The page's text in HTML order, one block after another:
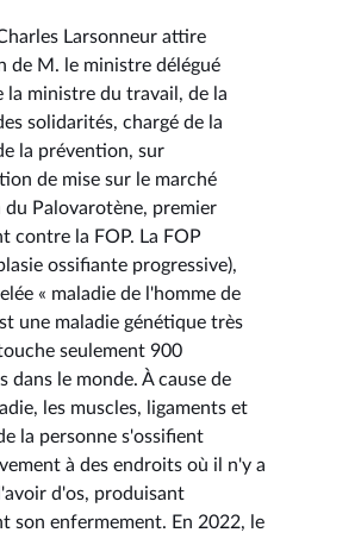
Larsonneur attire
de M. le ministre délégué
la ministre du travail, de la
solidarités, chargé de la
la prévention, sur
de mise sur le marché
du Palovarotène, premier
contre la FOP. La FOP
ossifiante progressive),
« maladie de l'homme de
une maladie génétique très
seulement 900
dans le monde. À cause de
les muscles, ligaments et
la personne s'ossifient
à des endroits où il n'y a
d'os, produisant
son enfermement. En 2022, le